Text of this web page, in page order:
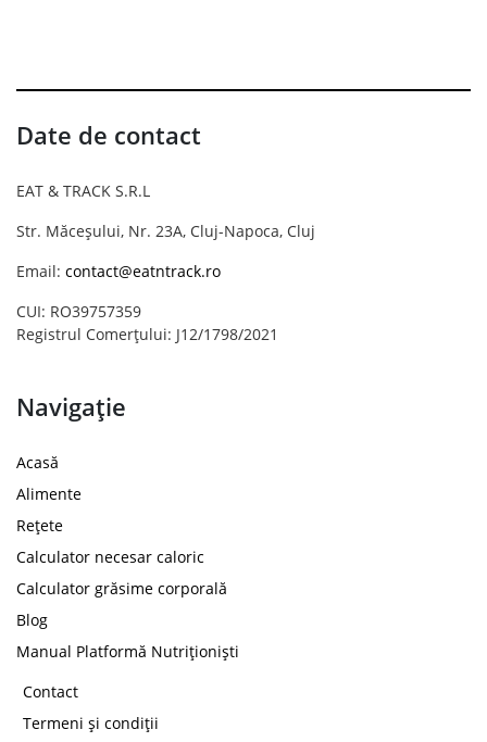
Date de contact
EAT & TRACK S.R.L
Str. Măceșului, Nr. 23A, Cluj-Napoca, Cluj
Email: contact@eatntrack.ro
CUI: RO39757359
Registrul Comerțului: J12/1798/2021
Navigație
Acasă
Alimente
Rețete
Calculator necesar caloric
Calculator grăsime corporală
Blog
Manual Platformă Nutriționiști
Contact
Termeni și condiții